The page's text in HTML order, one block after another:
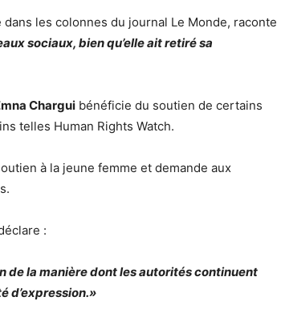
les colonnes du journal Le Monde, raconte
sociaux, bien qu’elle ait retiré sa
Chargui bénéficie du soutien de certains
telles Human Rights Watch.
à la jeune femme et demande aux
:
de la manière dont les autorités continuent
d’expression.»